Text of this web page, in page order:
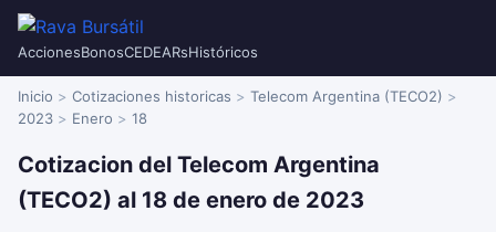
AccionesBonosCEDEARsHistóricos
Inicio Cotizaciones historicas
Telecom Argentina (TECO2)
2023
Enero 18
Cotizacion del Telecom Argentina
(TECO2) al 18 de enero de 2023